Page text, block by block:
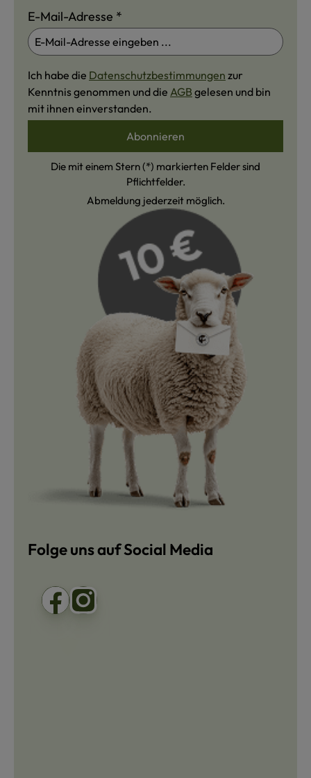
E-Mail-Adresse *
Ich habe die Datenschutzbestimmungen zur
Kenntnis genommen und die AGB gelesen und bin
mit ihnen einverstanden.
Abonnieren
Die mit einem Stern (*) markierten Felder sind
Pflichtfelder.
Abmeldung jederzeit möglich.
Folge uns auf Social Media